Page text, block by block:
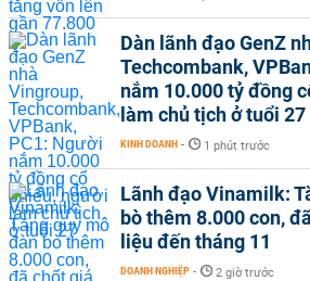
Dàn lãnh đạo GenZ
Techcombank,
nắm 10.000 tỷ đồng
làm chủ tịch ở tuổi 27
KINH DOANH - 1 phút trước
Lãnh đạo Vinamilk:
bò thêm 8.000 con,
liệu đến tháng 11
DOANH NGHIỆP - 2 giờ trước